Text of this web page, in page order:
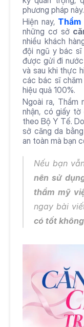
phương pháp này.
Hiện nay,
những cơ sở
nhiều khách
đội ngũ y bác sĩ
được gửi đi
và sau khi thực
các bác sĩ
hiệu quả 100%.
Ngoài ra, Thẩm
nhận, có giấy
theo Bộ Y Tế.
sở căng da
an toàn mà bạn
Nếu bạn
nên sử
thẩm mỹ
ngay bài
có tốt không